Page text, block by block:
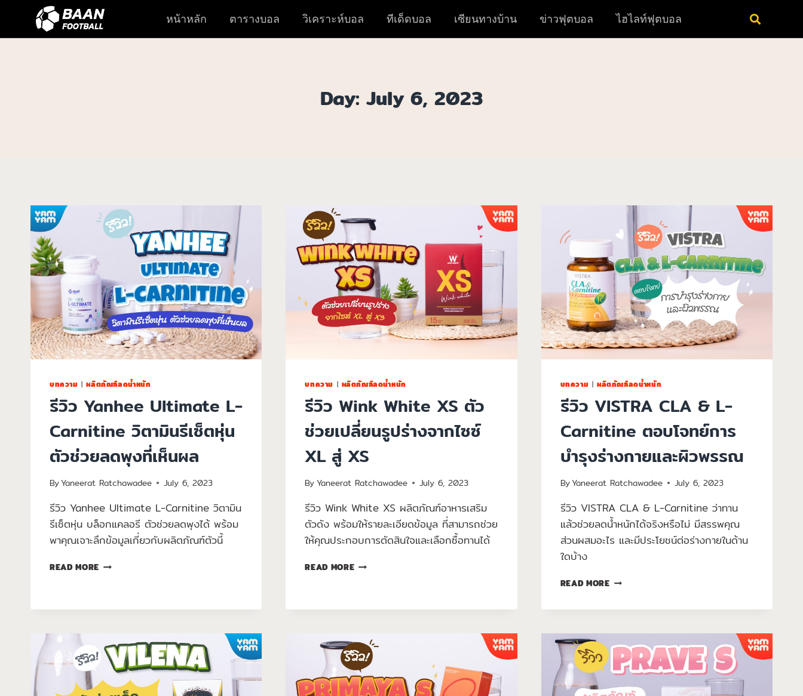
หน้าหลัก ตารางบอล วิเคราะห์บอล ทีเด็ดบอล เซียนทางบ้าน ข่าวฟุตบอล ไฮไลท์ฟุตบอล
Day: July 6, 2023
บทความ |ผลิตภัณฑ์ลดน้ำหนัก
รีวิว Yanhee Ultimate L-
Carnitine วิตามินรีเซ็ตหุ่น
ตัวช่วยลดพุงที่เห็นผล
ByYaneerat Ratchawadee July 6, 2023
รีวิว Yanhee Ultimate L-Carnitine วิตามิน
รีเซ็ตหุ่น บล็อกแคลอรี ตัวช่วยลดพุงได้ พร้อม
พาคุณเจาะลึกข้อมูลเกี่ยวกับผลิตภัณฑ์ตัวนี้
READ MORE
บทความ | ผลิตภัณฑ์ลดน้ำหนัก
รีวิว Wink White XS ตัว
ช่วยเปลี่ยนรูปร่างจากไซซ์
XL สู่ XS
ByYaneerat Ratchawadee July 6, 2023
รีวิว Wink White XS ผลิตภัณฑ์อาหารเสริม
ตัวดัง พร้อมให้รายละเอียดข้อมูล ที่สามารถช่วย
ให้คุณประกอบการตัดสินใจและเลือกซื้อทานได้
READ MORE
บทความ |ผลิตภัณฑ์ลดน้ำหนัก
รีวิว VISTRA CLA & L-
Carnitine ตอบโจทย์การ
บำรุงร่างกายและผิวพรรณ
ByYaneerat Ratchawadee July 6, 2023
รีวิว VISTRA CLA & L-Carnitine ว่าทาน
แล้วช่วยลดน้ำหนักได้จริงหรือไม่ มีสรรพคุณ
ส่วนผสมอะไร และมีประโยชน์ต่อร่างกายในด้าน
ใดบ้าง
READ MORE